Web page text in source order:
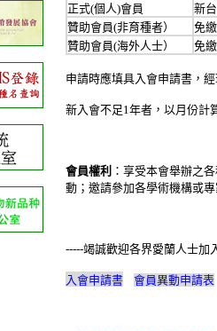
正式(個人)會員
新
贊助會員(非育種者）
免
贊助會員(海外人士）
免
申請時應填具入會申請書，
新入會不足1 年者，以月份計
會員權利 ：享受本會舉辦之
動；邀請參加各學術機構或
-----竭誠歡迎各界愛蘭人士加
入會申請書 會員異動申請表